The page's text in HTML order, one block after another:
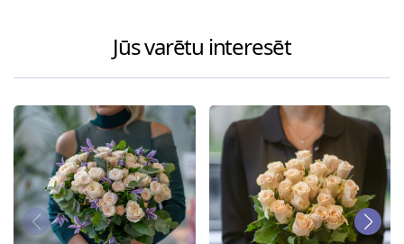
Jūs varētu interesēt